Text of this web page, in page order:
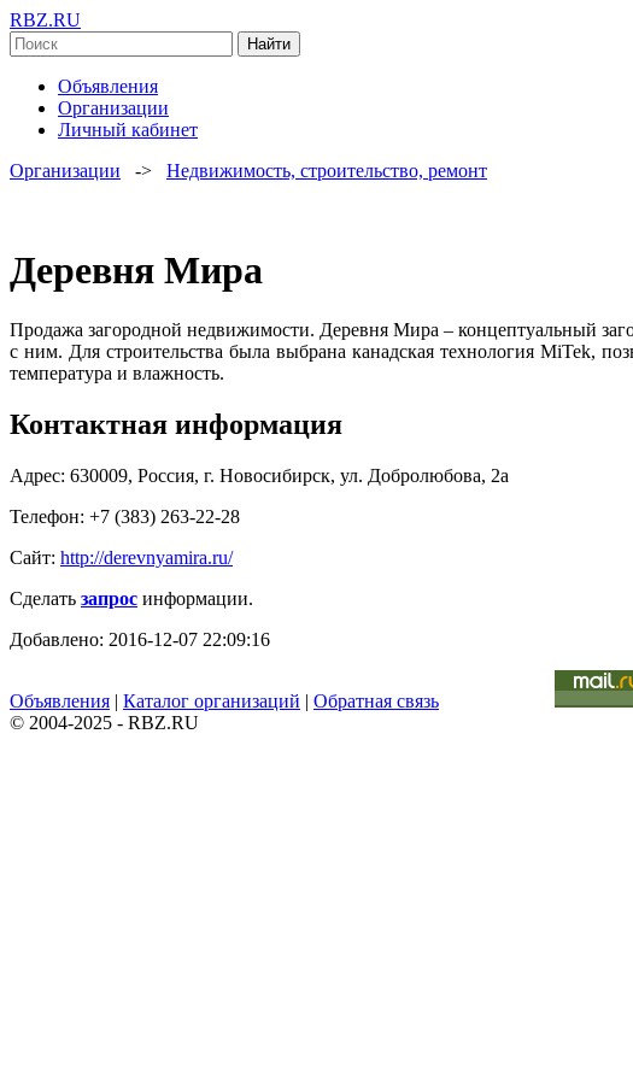
RBZ.RU
Найти
Объявления
Организации
Личный кабинет
Организации -> Недвижимость, строительство, ремонт
Деревня Мира
Продажа загородной недвижимости. Деревня Мира – концептуальный
с ним. Для строительства была выбрана канадская технология MiTek,
температура и влажность.
Контактная информация
Адрес: 630009, Россия, г. Новосибирск, ул. Добролюбова, 2а
Телефон: +7 (383) 263-22-28
Сайт: http://derevnyamira.ru/
Сделать запрос информации.
Добавлено: 2016-12-07 22:09:16
Объявления | Каталог организаций | Обратная связь
© 2004-2025 - RBZ.RU